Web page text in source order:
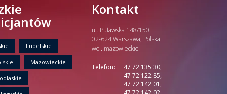
Lubelskie
Mazowieckie
Kontakt
ul. Puławska 148/150
02-624 Warszawa, Polska
woj. mazowieckie
Telefon:
47 72 135 30,
47 72 122 85,
47 72 142 01,